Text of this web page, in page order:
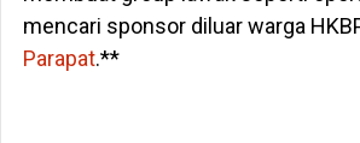
mencari sponsor diluar warga
Parapat.**